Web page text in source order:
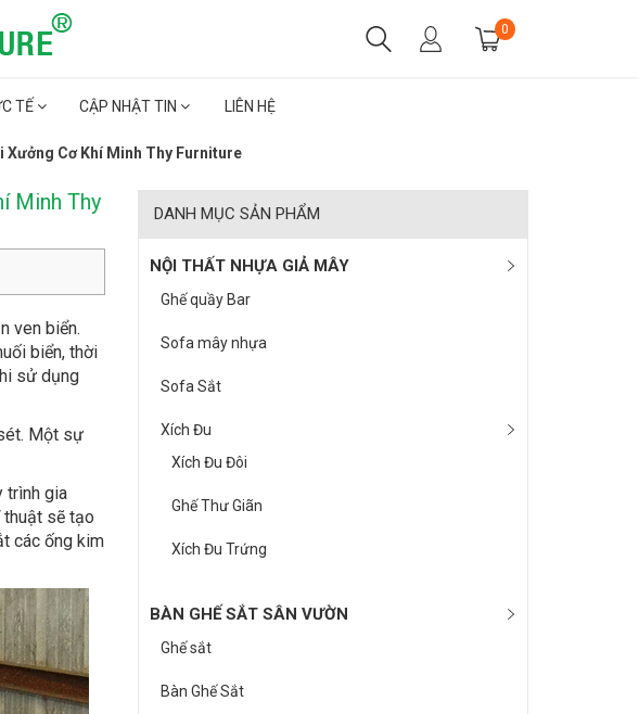
0
TẾ CẬP NHẬT TIN LIÊN HỆ
Xưởng Cơ Khí Minh Thy Furniture
Minh Thy
ven biển.
biển, thời
sử dụng
Một sự
trình gia
thuật sẽ tạo
các ống kim
DANH MỤC SẢN PHẨM
NỘI THẤT NHỰA GIẢ MÂY
Ghế quầy Bar
Sofa mây nhựa
Sofa Sắt
Xích Đu
Xích Đu Đôi
Ghế Thư Giãn
Xích Đu Trứng
BÀN GHẾ SẮT SÂN VƯỜN
Ghế sắt
Bàn Ghế Sắt